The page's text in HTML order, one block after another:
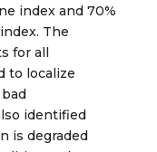
index and 70%
The
for all
to localize
identified
is degraded